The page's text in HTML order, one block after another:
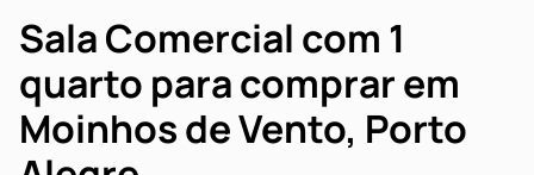
Sala Comercial com 1
quarto para comprar em
Moinhos de Vento, Porto